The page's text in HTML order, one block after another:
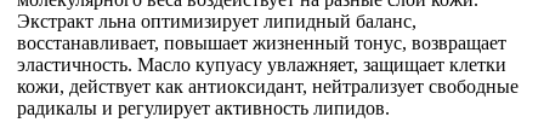
Экстракт льна оптимизирует липидный баланс,
восстанавливает, повышает жизненный тонус, возвращает
эластичность. Масло купуасу увлажняет, защищает клетки
кожи, действует как антиоксидант, нейтрализует свободные
радикалы и регулирует активность липидов.